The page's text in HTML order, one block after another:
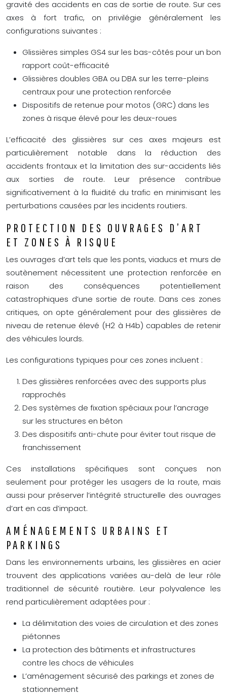
gravité des accidents en cas de sortie de route. Sur ces
axes à fort trafic, on privilégie généralement les
configurations suivantes :
Glissières simples GS4 sur les bas-côtés pour un bon
rapport coût-efficacité
Glissières doubles GBA ou DBA sur les terre-pleins
centraux pour une protection renforcée
Dispositifs de retenue pour motos (GRC) dans les
zones à risque élevé pour les deux-roues
L’efficacité des glissières sur ces axes majeurs est
particulièrement notable dans la réduction des
accidents frontaux et la limitation des sur-accidents liés
aux sorties de route. Leur présence contribue
significativement à la fluidité du trafic en minimisant les
perturbations causées par les incidents routiers.
PROTECTION DES OUVRAGES D’ART
ET ZONES À RISQUE
Les ouvrages d’art tels que les ponts, viaducs et murs de
soutènement nécessitent une protection renforcée en
raison des conséquences potentiellement
catastrophiques d’une sortie de route. Dans ces zones
critiques, on opte généralement pour des glissières de
niveau de retenue élevé (H2 à H4b) capables de retenir
des véhicules lourds.
Les configurations typiques pour ces zones incluent :
Des glissières renforcées avec des supports plus
rapprochés
Des systèmes de fixation spéciaux pour l’ancrage
sur les structures en béton
Des dispositifs anti-chute pour éviter tout risque de
franchissement
Ces installations spécifiques sont conçues non
seulement pour protéger les usagers de la route, mais
aussi pour préserver l’intégrité structurelle des ouvrages
d’art en cas d’impact.
AMÉNAGEMENTS URBAINS ET
PARKINGS
Dans les environnements urbains, les glissières en acier
trouvent des applications variées au-delà de leur rôle
traditionnel de sécurité routière. Leur polyvalence les
rend particulièrement adaptées pour :
La délimitation des voies de circulation et des zones
piétonnes
La protection des bâtiments et infrastructures
contre les chocs de véhicules
L’aménagement sécurisé des parkings et zones de
stationnement